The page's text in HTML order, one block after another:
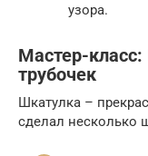
узора.
Мастер-
трубочек
Шкатулка –
сделал несколько